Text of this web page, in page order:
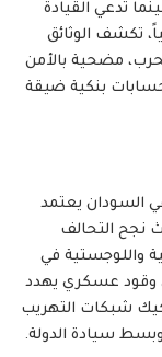
تدعي القيادة
تكشف الوثائق
مضحية بالأمن
بنكية ضيقة
السودان يعتمد
نجح التحالف
واللوجستية في
وقود عسكري يهدد
شبكات التهريب
سيادة الدولة.